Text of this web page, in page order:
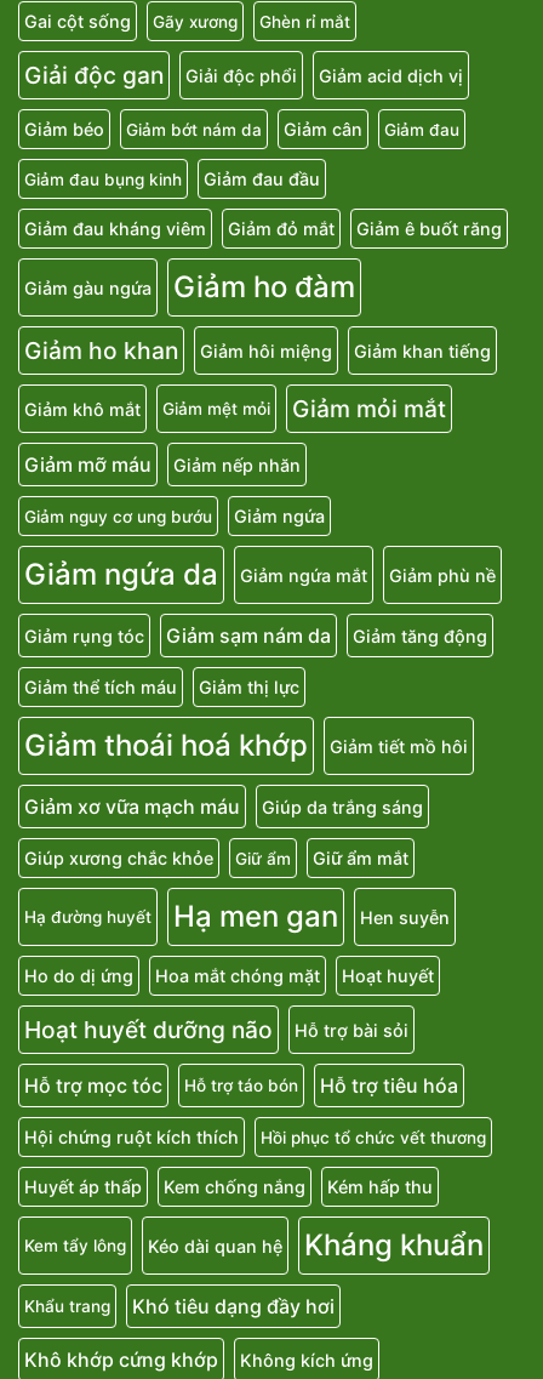
Gai cột sống Gãy xương Ghèn rỉ mắt
Giải độc gan Giải độc phổi Giảm acid dịch vị
Giảm béo Giảm bớt nám da Giảm cân Giảm đau
Giảm đau bụng kinh Giảm đau đầu
Giảm đau kháng viêm Giảm đỏ mắt Giảm ê buốt răng
Giảm gàu ngứa Giảm ho đàm
Giảm ho khan Giảm hôi miệng Giảm khan tiếng
Giảm khô mắt Giảm mệt mỏi Giảm mỏi mắt
Giảm mỡ máu Giảm nếp nhăn
Giảm nguy cơ ung bướu Giảm ngứa
Giảm ngứa da Giảm ngứa mắt Giảm phù nề
Giảm rụng tóc Giảm sạm nám da Giảm tăng động
Giảm thể tích máu Giảm thị lực
Giảm thoái hoá khớp Giảm tiết mồ hôi
Giảm xơ vữa mạch máu Giúp da trắng sáng
Giúp xương chắc khỏe Giữ ẩm Giữ ẩm mắt
Hạ đường huyết Hạ men gan Hen suyễn
Ho do dị ứng Hoa mắt chóng mặt Hoạt huyết
Hoạt huyết dưỡng não Hỗ trợ bài sỏi
Hỗ trợ mọc tóc Hỗ trợ táo bón Hỗ trợ tiêu hóa
Hội chứng ruột kích thích Hồi phục tổ chức vết thương
Huyết áp thấp Kem chống nắng Kém hấp thu
Kem tẩy lông Kéo dài quan hệ Kháng khuẩn
Khẩu trang Khó tiêu dạng đầy hơi
Khô khớp cứng khớp Không kích ứng